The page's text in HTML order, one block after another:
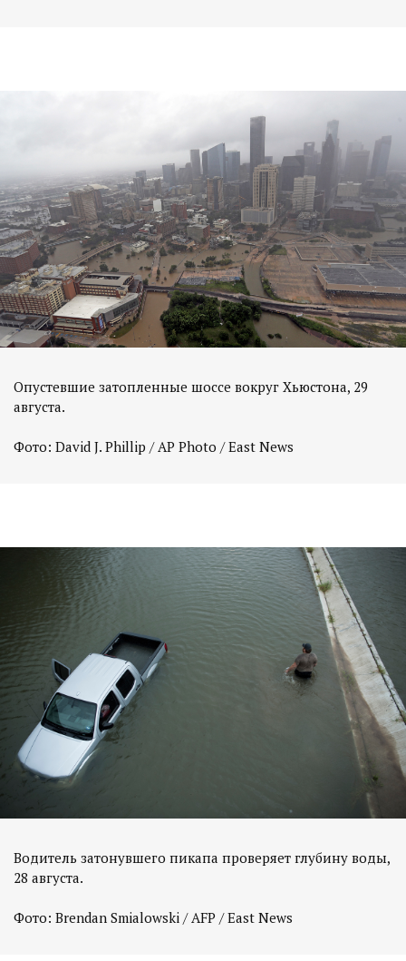
Опустевшие затопленные шоссе вокруг Хьюстона, 29
августа.
Фото: David J. Phillip / AP Photo / East News
Водитель затонувшего пикапа проверяет глубину воды,
28 августа.
Фото: Brendan Smialowski / AFP / East News